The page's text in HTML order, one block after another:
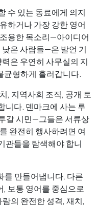
수 있는 동료에게 의지
하거나 가장 강한 영어
용한 목소리—아이디어
은 사람들—은 발언 기
은 우연히 사무실의 지
균형하게 흘러갑니다.
, 지역사회 조직, 공개 토
니다. 덴마크에 사는 루
갈 시민—그들은 서류상
완전히 행사하려면 여
관들을 탐색해야 합니
를 만들어냅니다. 다른
보통 영어를 중심으로
의 완전한 성격, 재치,